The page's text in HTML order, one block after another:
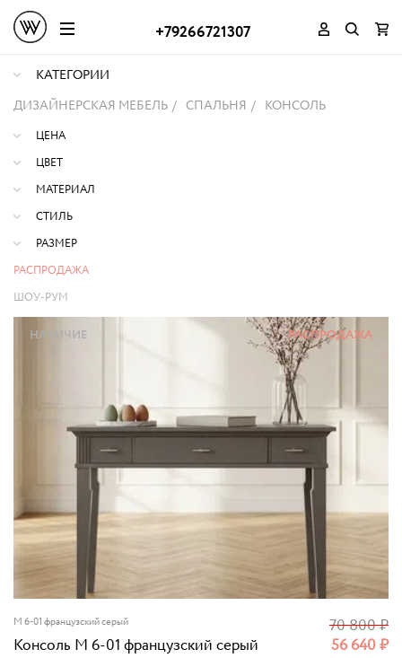
+79266721307
КАТЕГОРИИ
ДИЗАЙНЕРСКАЯ МЕБЕЛЬ
СПАЛЬНЯ КОНСОЛЬ
ЦЕНА
ЦВЕТ
МАТЕРИАЛ
СТИЛЬ
РАЗМЕР
РАСПРОДАЖА
ШОУ-РУМ
M 6-01 французский серый
Консоль M 6-01 французский серый 56 640₽
70 800₽
РАСПРОДАЖА
НАЛИЧИЕ